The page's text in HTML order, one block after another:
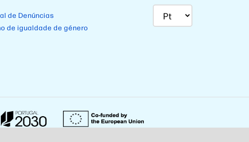
de Denúncias
de igualdade de género